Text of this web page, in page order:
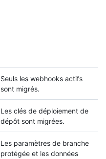
Seuls les webhooks actifs
sont migrés.
Les clés de déploiement de
dépôt sont migrées.
Les paramètres de branche
protégée et les données